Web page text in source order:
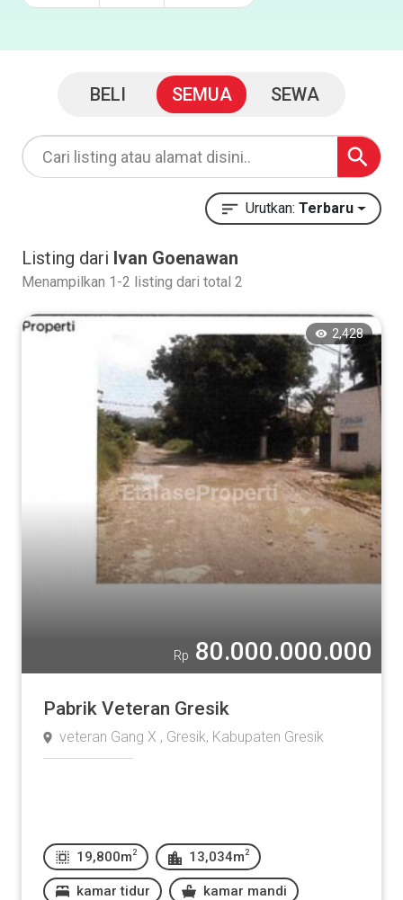
BELI SEMUA SEWA
Urutkan: Terbaru
Listing dari Ivan Goenawan
Menampilkan 1-2 listing dari total 2
2,428
Rp 80.000.000.000
Pabrik Veteran Gresik
veteran Gang X , Gresik, Kabupaten Gresik
19,800m 2 13,034m 2
kamar tidur kamar mandi